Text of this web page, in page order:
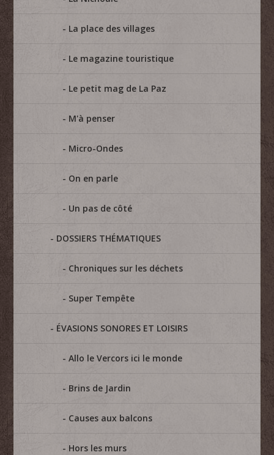
La place des villages
Le magazine touristique
Le petit mag de La Paz
M'à penser
Micro-Ondes
On en parle
Un pas de côté
DOSSIERS THÉMATIQUES
Chroniques sur les déchets
Super Tempête
ÉVASIONS SONORES ET LOISIRS
Allo le Vercors ici le monde
Brins de Jardin
Causes aux balcons
Hors les murs